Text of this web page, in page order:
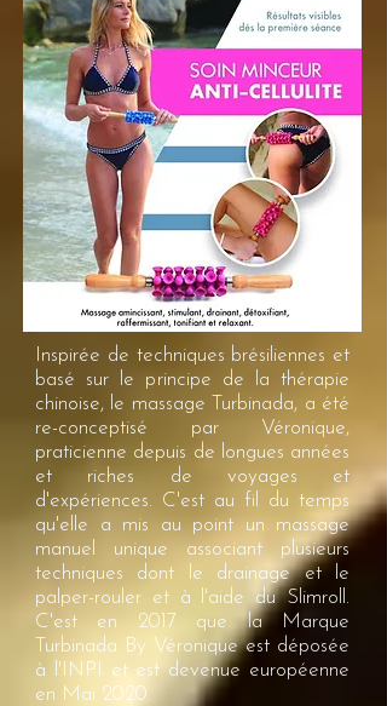
Inspirée de techniques brésiliennes et
basé sur le principe de la thérapie
chinoise, le massage Turbinada, a été
re-conceptisé par Véronique,
praticienne depuis de longues années
et riches de voyages et
d'expériences. C'est au fil du temps
qu'elle a mis au point un massage
manuel unique associant plusieurs
techniques dont le drainage et le
palper-rouler et à l'aide du Slimroll.
C'est en 2017 que la Marque
Turbinada By Véronique est déposée
à l'INPI et est devenue européenne
en Mai 2020.